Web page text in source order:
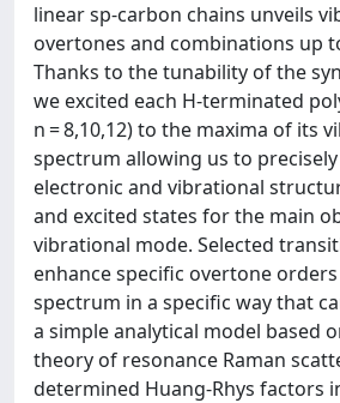
linear sp-carbon chains unveils
overtones and combinations up
Thanks to the tunability of the
we excited each H-terminated
n = 8,10,12) to the maxima of its
spectrum allowing us to
electronic and vibrational
and excited states for the main
vibrational mode. Selected
enhance specific overtone
spectrum in a specific way that
a simple analytical model based
theory of resonance Raman
determined Huang-Rhys factors